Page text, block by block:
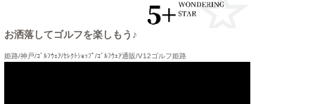
お洒落してゴルフを楽しもう♪
姫路/神戸/ｺﾞﾙﾌｳｪｱ/ｾﾚｸﾄｼｮｯﾌﾟ/ｺﾞﾙﾌｳｪｱ通販/V12ゴルフ姫路